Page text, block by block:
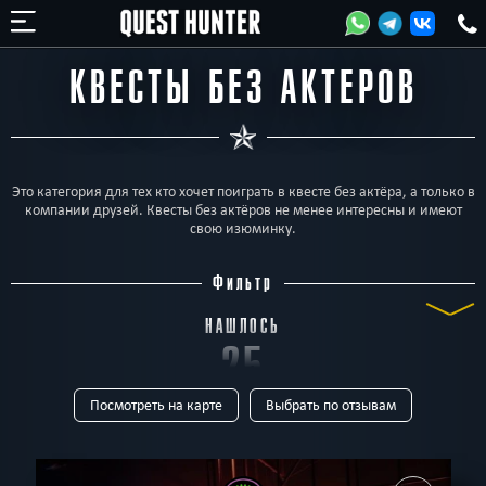
КВЕСТЫ БЕЗ АКТЕРОВ
Это категория для тех кто хочет поиграть в квесте без актёра, а только в
компании друзей. Квесты без актёров не менее интересны и имеют
свою изюминку.
Фильтр
НАШЛОСЬ
25
КВЕСТОВ
Все Квест-комнаты Horror Для детей Перформанс
Живые
Посмотреть на карте Выбрать по отзывам